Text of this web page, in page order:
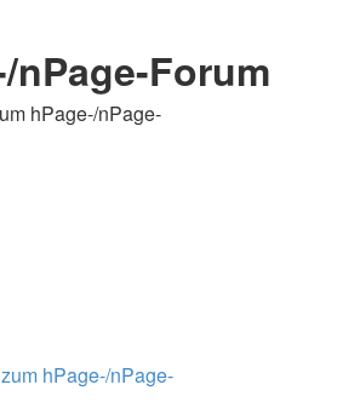
nPage-Forum
hPage-/nPage-
hPage-/nPage-